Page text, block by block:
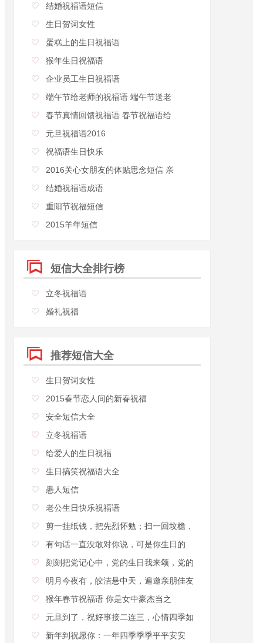
结婚祝福语短信
生日贺词女性
蛋糕上的生日祝福语
猴年生日祝福语
企业员工生日祝福语
端午节给老师的祝福语 端午节送老
春节真情回馈祝福语 春节祝福语给
元旦祝福语2016
祝福语生日快乐
2016关心女朋友的体贴思念短信 亲
结婚祝福语成语
重阳节祝福短信
2015羊年短信
短信大全排行榜
立冬祝福语
婚礼祝福
推荐短信大全
生日贺词女性
2015春节恋人间的新春祝福
安全短信大全
立冬祝福语
给爱人的生日祝福
生日搞笑祝福语大全
愚人短信
老公生日快乐祝福语
剪一挂纸钱，把先烈怀勉；扫一回坟檐，
有句话一直没敢对你说，可是你生日的
刻刻把党记心中，党的生日我来颂，党的
明月今夜有，皎洁悬中天，遍邀亲朋佳友
猴年春节祝福语 你是女中豪杰当之
元旦到了，祝好事接二连三，心情四季如
新年到祝愿你：一年四季季季平平安安